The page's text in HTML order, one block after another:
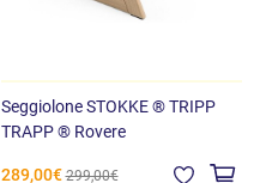
Seggiolone STOKKE ® TRIPP
TRAPP ® Rovere
289,00€ 299,00€